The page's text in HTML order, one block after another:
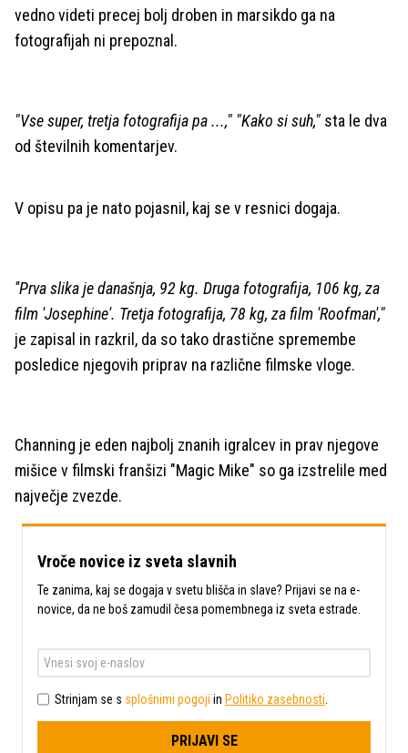
vedno videti precej bolj droben in marsikdo ga na
fotografijah ni prepoznal.
"Vse super, tretja fotografija pa ...," "Kako si suh," sta le dva
od številnih komentarjev.
V opisu pa je nato pojasnil, kaj se v resnici dogaja.
''Prva slika je današnja, 92 kg. Druga fotografija, 106 kg, za
film 'Josephine'. Tretja fotografija, 78 kg, za film 'Roofman',"
je zapisal in razkril, da so tako drastične spremembe
posledice njegovih priprav na različne filmske vloge.
Channing je eden najbolj znanih igralcev in prav njegove
mišice v filmski franšizi "Magic Mike" so ga izstrelile med
največje zvezde.
Vroče novice iz sveta slavnih
Te zanima, kaj se dogaja v svetu blišča in slave? Prijavi se na e-
novice, da ne boš zamudil česa pomembnega iz sveta estrade.
Strinjam se s splošnimi pogoji in Politiko zasebnosti
PRIJAVI SE